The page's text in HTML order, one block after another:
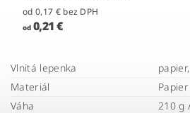
od 0,17 € bez DPH
od0,21 €
Vlnitá lepenka
Materiál
Papier
Váha
210 g